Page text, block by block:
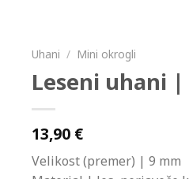
Uhani / Mini okrogli
Leseni uhani |
13,90 €
Velikost (premer) | 9 mm